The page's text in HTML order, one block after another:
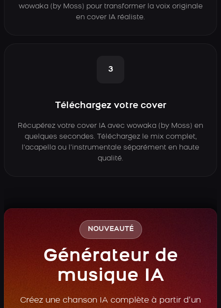
wowaka (by Moss) pour transformer la voix originale
en cover IA réaliste.
3
Téléchargez votre cover
Récupérez votre cover IA avec wowaka (by Moss) en
quelques secondes. Téléchargez le mix complet,
l’acapella ou l’instrumentale séparément en haute
qualité.
NOUVEAUTÉ
Générateur de
musique IA
Créez une chanson IA complète à partir d’un